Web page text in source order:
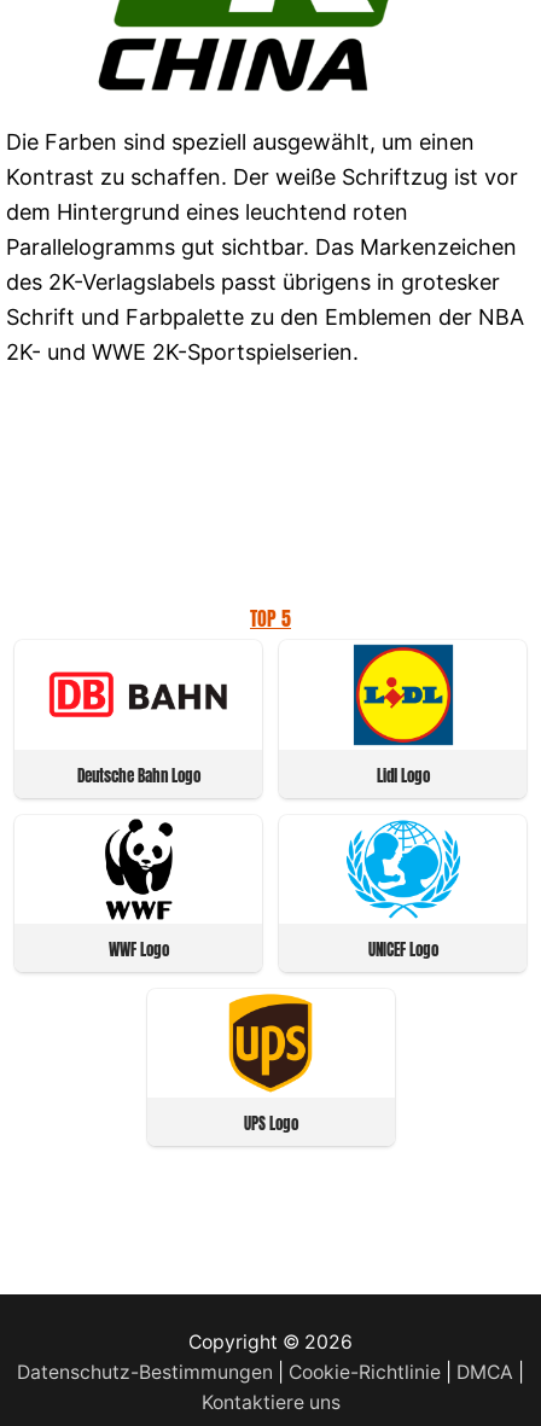
Die Farben sind speziell ausgewählt, um einen
Kontrast zu schaffen. Der weiße Schriftzug ist vor
dem Hintergrund eines leuchtend roten
Parallelogramms gut sichtbar. Das Markenzeichen
des 2K-Verlagslabels passt übrigens in grotesker
Schrift und Farbpalette zu den Emblemen der NBA
2K- und WWE 2K-Sportspielserien.
TOP 5
Deutsche Bahn Logo Lidl Logo
WWF Logo UNICEF Logo
UPS Logo
Copyright © 2026
Datenschutz-Bestimmungen
Cookie-Richtlinie DMCA
Kontaktiere uns